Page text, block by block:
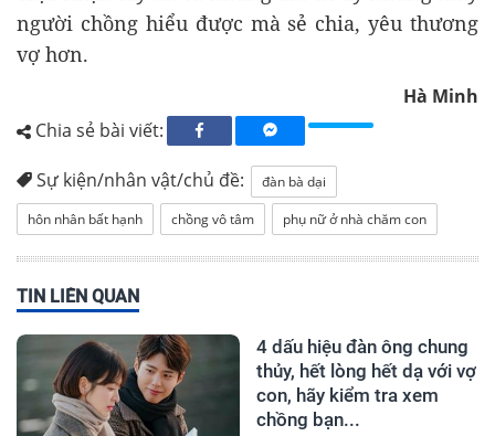
người chồng hiểu được mà sẻ chia, yêu thương
vợ hơn.
Hà Minh
Chia sẻ bài viết:
Sự kiện/nhân vật/chủ đề:
đàn bà dại
hôn nhân bất hạnh
chồng vô tâm phụ nữ ở nhà chăm con
TIN LIÊN QUAN
4 dấu hiệu đàn ông chung
thủy, hết lòng hết dạ với vợ
con, hãy kiểm tra xem
chồng bạn...